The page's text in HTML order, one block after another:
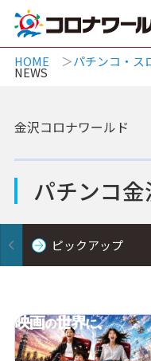
HOME パチンコ・ス
NEWS
パチンコ
金沢コロナワールド
ピックアップ